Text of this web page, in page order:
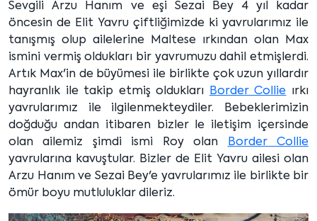
Sevgili Arzu Hanım ve eşi Sezai Bey 4 yıl kadar
öncesin de Elit Yavru çiftliğimizde ki yavrularımız ile
tanışmış olup ailelerine Maltese ırkından olan Max
ismini vermiş oldukları bir yavrumuzu dahil etmişlerdi.
Artık Max'in de büyümesi ile birlikte çok uzun yıllardır
hayranlık ile takip etmiş oldukları
Border Collie ırkı
yavrularımız ile ilgilenmekteydiler. Bebeklerimizin
doğduğu andan itibaren bizler le iletişim içersinde
olan ailemiz şimdi ismi Roy olan
Border Collie
yavrularına kavuştular. Bizler de Elit Yavru ailesi olan
Arzu Hanım ve Sezai Bey'e yavrularımız ile birlikte bir
ömür boyu mutluluklar dileriz.